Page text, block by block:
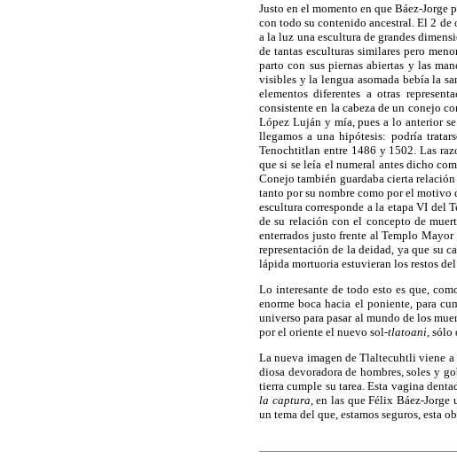
Justo en el momento en que Báez-Jorge
con todo su contenido ancestral. El 2
a la luz una escultura de grandes
de tantas esculturas similares pero
parto con sus piernas abiertas y las
visibles y la lengua asomada bebía la
elementos diferentes a otras
consistente en la cabeza de un conejo
López Luján y mía, pues a lo anterior
llegamos a una hipótesis: podría
Tenochtitlan entre 1486 y 1502. Las
que si se leía el numeral antes dicho
Conejo también guardaba cierta
tanto por su nombre como por el motivo
escultura corresponde a la etapa VI del
de su relación con el concepto de
enterrados justo frente al Templo
representación de la deidad, ya que su
lápida mortuoria estuvieran los restos
Lo interesante de todo esto es que,
enorme boca hacia el poniente, para
universo para pasar al mundo de los
por el oriente el nuevo sol-tlatoani, sólo
La nueva imagen de Tlaltecuhtli viene a
diosa devoradora de hombres, soles y
tierra cumple su tarea. Esta vagina
la captura, en las que Félix Báez-Jorge
un tema del que, estamos seguros, esta